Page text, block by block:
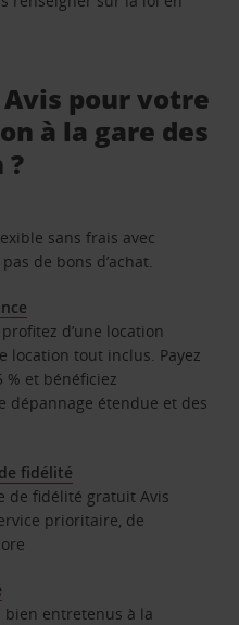
pour votre
à la gare des
?
sans frais avec
de bons d’achat.
d’une location
location tout inclus. Payez
et bénéficiez
dépannage étendue et des
fidélité
de fidélité gratuit Avis
prioritaire, de
bien entretenus à la